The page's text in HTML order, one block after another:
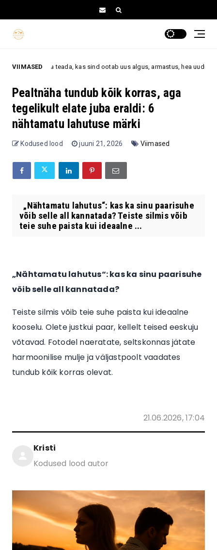
VIIMASED
kas sind ootab uus algus, armastus, hea uudis või rohkem õnne
Pealtnäha tundub kõik korras, aga
tegelikult elate juba eraldi: 6
nähtamatu lahutuse märki
Kodused lood juuni 21, 2026 Viimased
„Nähtamatu lahutus“: kas ka sinu paarisuhe
võib selle all kannatada? Teiste silmis võib
teie suhe paista kui ideaalne ...
„Nähtamatu lahutus“: kas ka sinu paarisuhe
võib selle all kannatada?
Teiste silmis võib teie suhe paista kui ideaalne
kooselu. Olete justkui paar, kellelt teised eeskuju
võtavad. Fotodel naeratate, seltskonnas jätate
harmoonilise mulje ja väljastpoolt vaadates
tundub kõik korras olevat.
21.06.2026, 17:04
Kristi
Kodused lood autor